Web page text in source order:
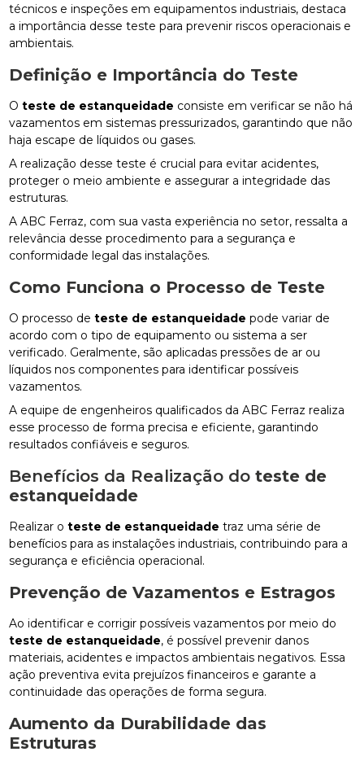
técnicos e inspeções em equipamentos industriais, destaca
a importância desse teste para prevenir riscos operacionais e
ambientais.
Definição e Importância do Teste
Oteste de estanqueidade consiste em verificar se não há
vazamentos em sistemas pressurizados, garantindo que não
haja escape de líquidos ou gases.
A realização desse teste é crucial para evitar acidentes,
proteger o meio ambiente e assegurar a integridade das
estruturas.
A ABC Ferraz, com sua vasta experiência no setor, ressalta a
relevância desse procedimento para a segurança e
conformidade legal das instalações.
Como Funciona o Processo de Teste
O processo deteste de estanqueidade pode variar de
acordo com o tipo de equipamento ou sistema a ser
verificado. Geralmente, são aplicadas pressões de ar ou
líquidos nos componentes para identificar possíveis
vazamentos.
A equipe de engenheiros qualificados da ABC Ferraz realiza
esse processo de forma precisa e eficiente, garantindo
resultados confiáveis e seguros.
Benefícios da Realização doteste de
estanqueidade
Realizar oteste de estanqueidade traz uma série de
benefícios para as instalações industriais, contribuindo para a
segurança e eficiência operacional.
Prevenção de Vazamentos e Estragos
Ao identificar e corrigir possíveis vazamentos por meio do
teste de estanqueidade, é possível prevenir danos
materiais, acidentes e impactos ambientais negativos. Essa
ação preventiva evita prejuízos financeiros e garante a
continuidade das operações de forma segura.
Aumento da Durabilidade das
Estruturas